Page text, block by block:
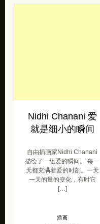
Nidhi Chanani 爱
就是细小的瞬间
自由插画家Nidhi Chanani
描绘了一组爱的瞬间。 每一
天都充满着爱的时刻。一天
一天的量的变化，有时它
[…]
插画